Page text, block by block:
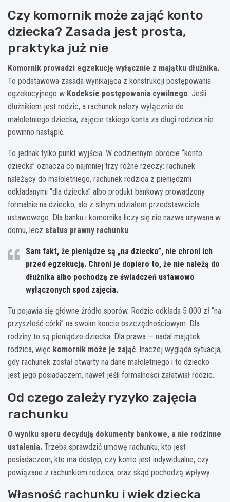
Czy komornik może zająć konto
dziecka? Zasada jest prosta,
praktyka już nie
Komornik prowadzi egzekucję wyłącznie z majątku dłużnika.
To podstawowa zasada wynikająca z konstrukcji postępowania
egzekucyjnego w Kodeksie postępowania cywilnego. Jeśli
dłużnikiem jest rodzic, a rachunek należy wyłącznie do
małoletniego dziecka, zajęcie takiego konta za długi rodzica nie
powinno nastąpić.
To jednak tylko punkt wyjścia. W codziennym obrocie “konto
dziecka” oznacza co najmniej trzy różne rzeczy: rachunek
należący do małoletniego, rachunek rodzica z pieniędzmi
odkładanymi “dla dziecka” albo produkt bankowy prowadzony
formalnie na dziecko, ale z silnym udziałem przedstawiciela
ustawowego. Dla banku i komornika liczy się nie nazwa używana w
domu, lecz status prawny rachunku.
Sam fakt, że pieniądze są „na dziecko”, nie chroni ich
przed egzekucją. Chroni je dopiero to, że nie należą do
dłużnika albo pochodzą ze świadczeń ustawowo
wyłączonych spod zajęcia.
Tu pojawia się główne źródło sporów. Rodzic odkłada 5 000 zł “na
przyszłość córki” na swoim koncie oszczędnościowym. Dla
rodziny to są pieniądze dziecka. Dla prawa — nadal majątek
rodzica, więc komornik może je zająć. Inaczej wygląda sytuacja,
gdy rachunek został otwarty na dane małoletniego i to dziecko
jest jego posiadaczem, nawet jeśli formalności załatwiał rodzic.
Od czego zależy ryzyko zajęcia
rachunku
O wyniku sporu decydują dokumenty bankowe, a nie rodzinne
ustalenia. Trzeba sprawdzić umowę rachunku, kto jest
posiadaczem, kto ma dostęp, czy konto jest indywidualne, czy
powiązane z rachunkiem rodzica, oraz skąd pochodzą wpływy.
Własność rachunku i wiek dziecka